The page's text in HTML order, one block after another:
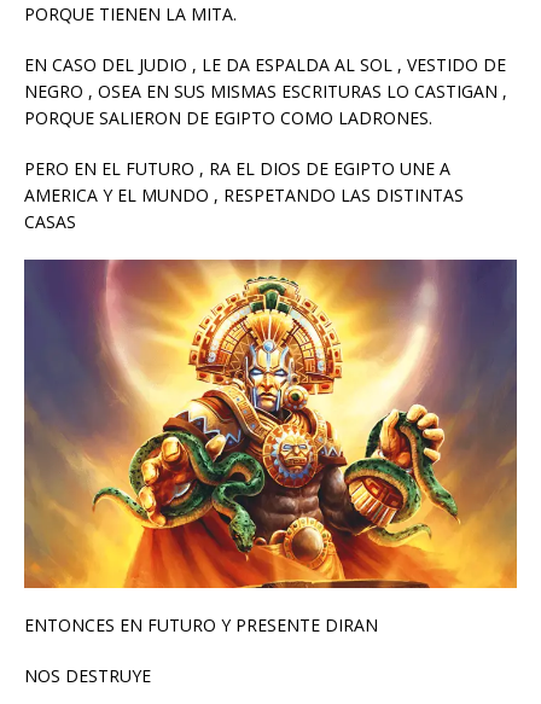
PORQUE TIENEN LA MITA.
EN CASO DEL JUDIO , LE DA ESPALDA AL SOL , VESTIDO DE
NEGRO , OSEA EN SUS MISMAS ESCRITURAS LO CASTIGAN ,
PORQUE SALIERON DE EGIPTO COMO LADRONES.
PERO EN EL FUTURO , RA EL DIOS DE EGIPTO UNE A
AMERICA Y EL MUNDO , RESPETANDO LAS DISTINTAS
CASAS
ENTONCES EN FUTURO Y PRESENTE DIRAN
NOS DESTRUYE